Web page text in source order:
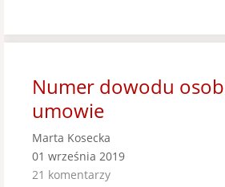
Numer dowodu
umowie
Marta Kosecka
01 września 2019
21 komentarzy